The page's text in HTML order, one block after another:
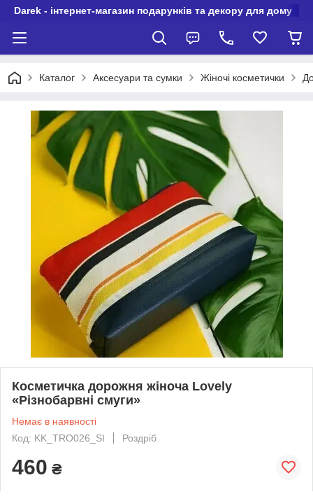
Darek - інтернет-магазин подарунків та декору для дому
Каталог Аксесуари та сумки Жіночі косметички
Косметичка дорожня жіноча Lovely
«Різнобарвні смуги»
Немає в наявності
Код: KK_TRO026_SI
Роздріб
460 ₴